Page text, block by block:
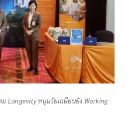
Longevity หนุนวัยเกษียนยัง Working